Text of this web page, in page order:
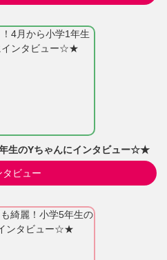
生のYちゃんにインタビュー☆★
タビュー